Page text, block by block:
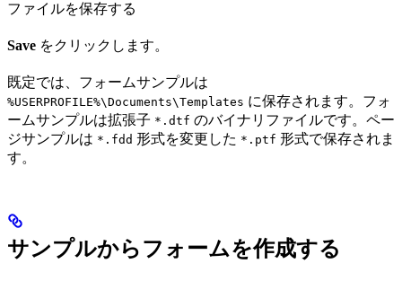
ファイルを保存する
Save をクリックします。
既定では、フォームサンプルは
%USERPROFILE%\Documents\Templates に保存されます。フォ
ームサンプルは拡張子 *.dtf のバイナリファイルです。ペー
ジサンプルは *.fdd 形式を変更した *.ptf 形式で保存されま
す。
サンプルからフォームを作成する